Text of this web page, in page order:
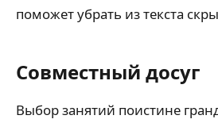
поможет убрать из текста
Совместный досуг
Выбор занятий поистине